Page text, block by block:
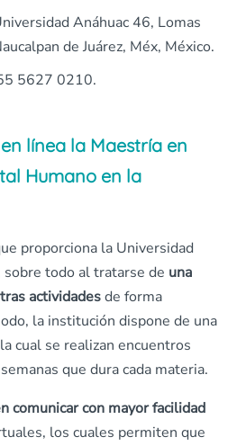
Anáhuac 46, Lomas
de Juárez, Méx, México.
5627 0210.
línea la Maestría en
Humano en la
proporciona la Universidad
todo al tratarse de una
actividadesde forma
la institución dispone de una
cual se realizan encuentros
que dura cada materia.
comunicar con mayor facilidad
los cuales permiten que